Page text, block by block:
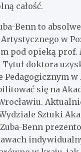
całość.
Benn to
w
pod opieką prof.
doktora
Pedagogicznym w
się na
Sztuki
Benn